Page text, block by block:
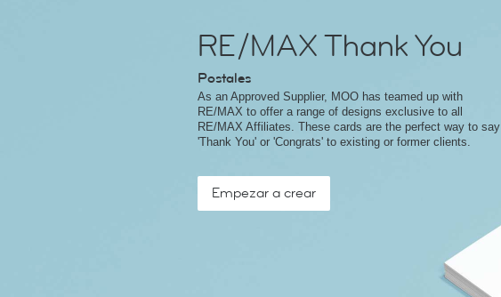
RE/MAX Thank You
Postales
As an Approved Supplier, MOO has teamed up with
RE/MAX to offer a range of designs exclusive to all
RE/MAX Affiliates. These cards are the perfect way to say
'Thank You' or 'Congrats' to existing or former clients.
Empezar a crear